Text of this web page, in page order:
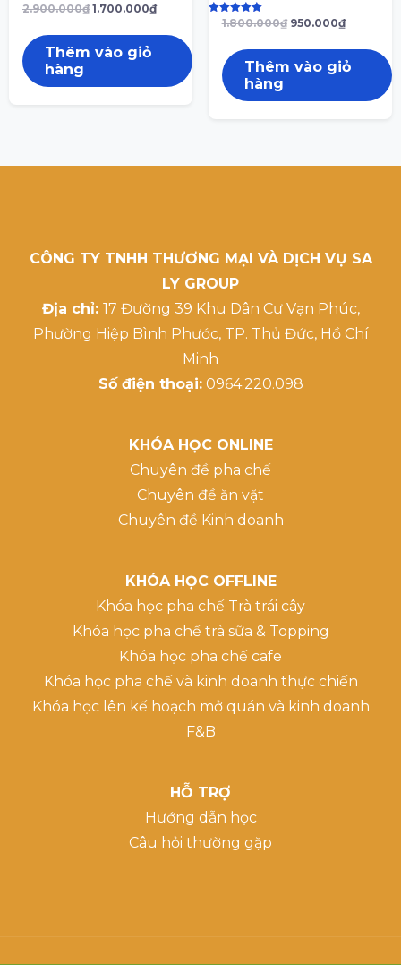
2.900.000₫ 1.700.000₫
Thêm vào giỏ
hàng
Được xếp
5 sao
1.800.000₫ 950.000₫
Thêm vào giỏ
hàng
CÔNG TY TNHH THƯƠNG MẠI VÀ DỊCH VỤ SA
LY GROUP
Địa chỉ: 17 Đường 39 Khu Dân Cư Vạn Phúc,
Phường Hiệp Bình Phước, TP. Thủ Đức, Hồ Chí
Minh
Số điện thoại:0964.220.098
KHÓA HỌC ONLINE
Chuyên đề pha chế
Chuyên đề ăn vặt
Chuyên đề Kinh doanh
KHÓA HỌC OFFLINE
Khóa học pha chế Trà trái cây
Khóa học pha chế trà sữa & Topping
Khóa học pha chế cafe
Khóa học pha chế và kinh doanh thực chiến
Khóa học lên kế hoạch mở quán và kinh doanh
F&B
HỖ TRỢ
Hướng dẫn học
Câu hỏi thường gặp